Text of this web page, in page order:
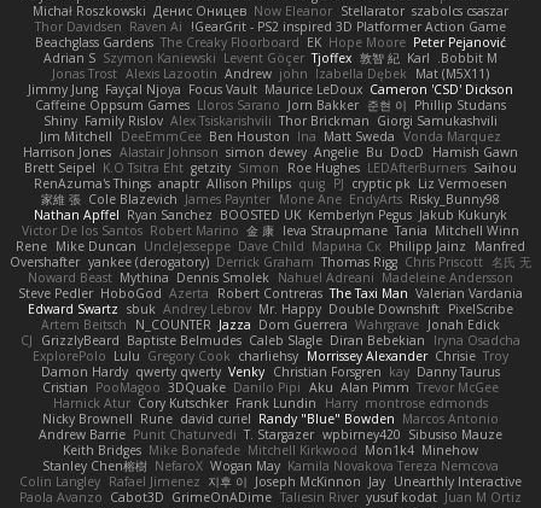
szabolcs csaszar
Stellarator
Now Eleanor
Денис Оницев
Michał Roszkowski
GearGrit - PS2 inspired 3D Platformer Action Game!
Raven Ai
Thor Davidsen
Peter Pejanović
Hope Moore
EK
The Creaky Floorboard
Beachglass Gardens
Bobbit M.
Karl
敦智 紀
Tjoffex
Levent Göçer
Szymon Kaniewski
Adrian S
Mat (M5X11)
Izabella Dębek
john
Andrew
Alexis Lazootin
Jonas Trost
Cameron 'CSD' Dickson
Maurice LeDoux
Focus Vault
Fayçal Njoya
Jimmy Jung
Phillip Studans
준현 이
Jorn Bakker
Lloros Sarano
Caffeine Oppsum Games
Giorgi Samukashvili
Thor Brickman
Alex Tsiskarishvili
Family Rislov
Shiny
Vonda Marquez
Matt Sweda
Ina
Ben Houston
DeeEmmCee
Jim Mitchell
Hamish Gawn
DocD
Bu
Angelie
simon dewey
Alastair Johnson
Harrison Jones
Saihou
LEDAfterBurners
Roe Hughes
Simon
getzity
K.O Tsitra Eht
Brett Seipel
Liz Vermoesen
cryptic pk
PJ
quig
Allison Philips
anaptr
RenAzuma's Things
Risky_Bunny98
EndyArts
Mone Ane
James Paynter
Cole Blazevich
家維 張
Jakub Kukuryk
Kemberlyn Pegus
BOOSTED UK
Ryan Sanchez
Nathan Apffel
Mitchell Winn
Tania
Ieva Straupmane
金 康
Robert Marino
Victor De los Santos
Manfred
Philipp Jainz
Марина Ск
Dave Child
UncleJesseppe
Mike Duncan
Rene
名氏 无
Chris Priscott
Thomas Rigg
Derrick Graham
yankee (derogatory)
Overshafter
Madeleine Andersson
Nahuel Adreani
Dennis Smolek
Mythina
Noward Beast
Valerian Vardania
The Taxi Man
Robert Contreras
Azerta
HoboGod
Steve Pedler
PixelScribe
Double Downshift
Mr. Happy
Andrey Lebrov
sbuk
Edward Swartz
Jonah Edick
Wahrgrave
Dom Guerrera
Jazza
N_COUNTER
Artem Beitsch
Iryna Osadcha
Diran Bebekian
Caleb Slagle
Baptiste Belmudes
GrizzlyBeard
CJ
Troy
Chrisie
Morrissey Alexander
charliehsy
Gregory Cook
Lulu
ExplorePolo
Danny Taurus
kay
Christian Forsgren
Venky
qwerty qwerty
Damon Hardy
Trevor McGee
Alan Pimm
Aku
Danilo Pipi
3DQuake
PooMagoo
Cristian
montrose edmonds
Harry
Frank Lundin
Cory Kutschker
Harnick Atur
Marcos Antonio
Randy "Blue" Bowden
david curiel
Rune
Nicky Brownell
Sibusiso Mauze
wpbirney420
T. Stargazer
Punit Chaturvedi
Andrew Barrie
Minehow
Mon1k4
Mitchell Kirkwood
Mike Bonafede
Keith Bridges
Kamila Novakova Tereza Nemcova
Wogan May
NefaroX
Stanley Chen榕樹
Unearthly Interactive
Jay
Joseph McKinnon
지후 이
Rafael Jimenez
Colin Langley
Juan M Ortiz
yusuf kodat
Taliesin River
GrimeOnADime
Cabot3D
Paola Avanzo